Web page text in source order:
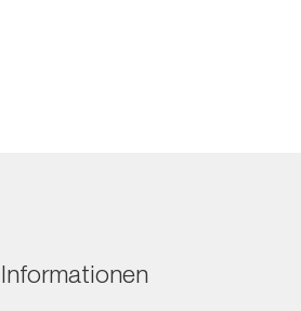
Informationen